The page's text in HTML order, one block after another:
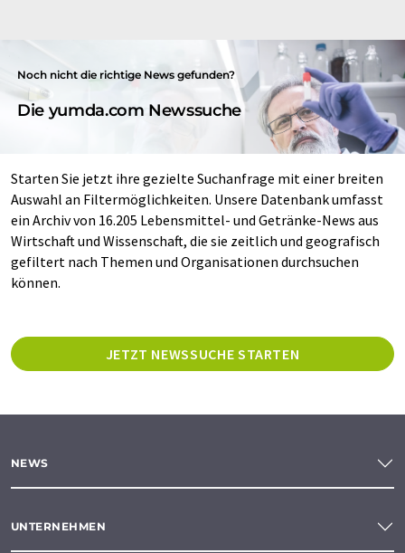
Noch nicht die richtige News gefunden?
Die yumda.com Newssuche
Starten Sie jetzt ihre gezielte Suchanfrage mit einer breiten
Auswahl an Filtermöglichkeiten. Unsere Datenbank umfasst
ein Archiv von 16.205 Lebensmittel- und Getränke-News aus
Wirtschaft und Wissenschaft, die sie zeitlich und geografisch
gefiltert nach Themen und Organisationen durchsuchen
können.
JETZT NEWSSUCHE STARTEN
NEWS
UNTERNEHMEN